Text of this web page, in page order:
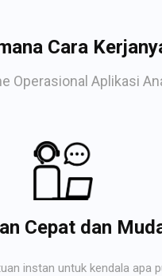
Cara
Operasional Aplikasi
Cepat dan
instan untuk kendala apa